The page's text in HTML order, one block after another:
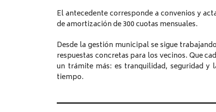
El antecedente corresponde a convenios y
de amortización de 300 cuotas mensuales.
Desde la gestión municipal se sigue
respuestas concretas para los vecinos. Que
un trámite más: es tranquilidad, seguridad y
tiempo.